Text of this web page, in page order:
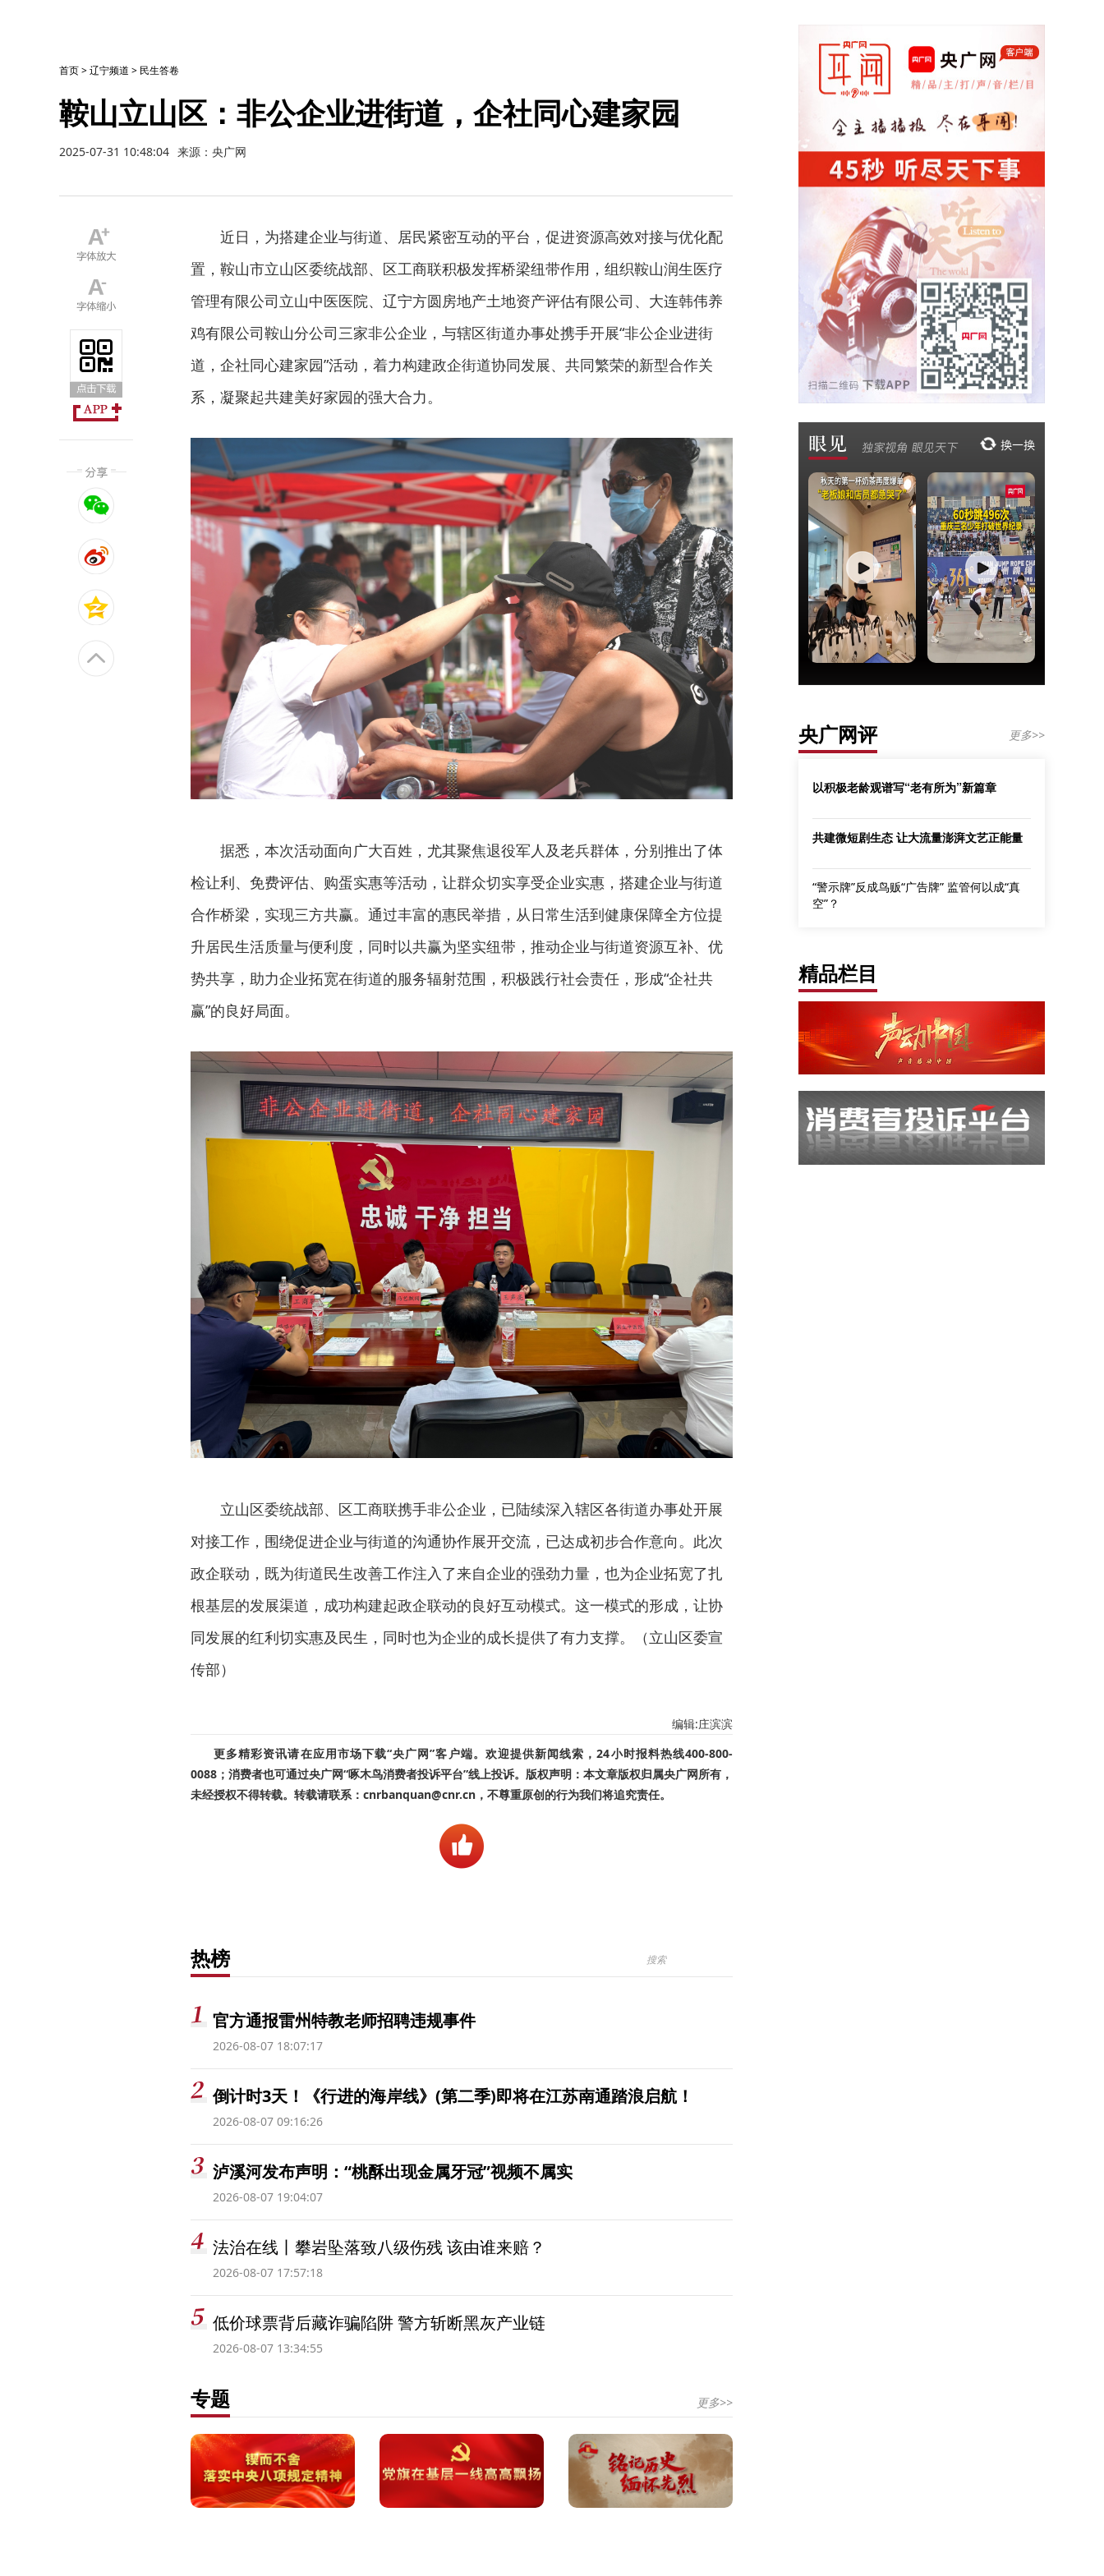
首页>辽宁频道 > 民生答卷
鞍山立山区：非公企业进街道，企社同心建家园
2025-07-31 10:48:04 来源：央广网
近日，为搭建企业与街道、居民紧密互动的平台，促进资源高效对接与优化配
置，鞍山市立山区委统战部、区工商联积极发挥桥梁纽带作用，组织鞍山润生医疗
管理有限公司立山中医医院、辽宁方圆房地产土地资产评估有限公司、大连韩伟养
鸡有限公司鞍山分公司三家非公企业，与辖区街道办事处携手开展“非公企业进街
道，企社同心建家园”活动，着力构建政企街道协同发展、共同繁荣的新型合作关
系，凝聚起共建美好家园的强大合力。
据悉，本次活动面向广大百姓，尤其聚焦退役军人及老兵群体，分别推出了体
检让利、免费评估、购蛋实惠等活动，让群众切实享受企业实惠，搭建企业与街道
合作桥梁，实现三方共赢。通过丰富的惠民举措，从日常生活到健康保障全方位提
升居民生活质量与便利度，同时以共赢为坚实纽带，推动企业与街道资源互补、优
势共享，助力企业拓宽在街道的服务辐射范围，积极践行社会责任，形成“企社共
赢”的良好局面。
立山区委统战部、区工商联携手非公企业，已陆续深入辖区各街道办事处开展
对接工作，围绕促进企业与街道的沟通协作展开交流，已达成初步合作意向。此次
政企联动，既为街道民生改善工作注入了来自企业的强劲力量，也为企业拓宽了扎
根基层的发展渠道，成功构建起政企联动的良好互动模式。这一模式的形成，让协
同发展的红利切实惠及民生，同时也为企业的成长提供了有力支撑。（立山区委宣
传部）
编辑:庄滨滨
更多精彩资讯请在应用市场下载“央广网”客户端。欢迎提供新闻线索，24小时报料热线400-800-
0088；消费者也可通过央广网“啄木鸟消费者投诉平台”线上投诉。版权声明：本文章版权归属央广网所有，
未经授权不得转载。转载请联系：cnrbanquan@cnr.cn，不尊重原创的行为我们将追究责任。
热榜
官方通报雷州特教老师招聘违规事件
2026-08-07 18:07:17
倒计时3天！《行进的海岸线》(第二季)即将在江苏南通踏浪启航！
2026-08-07 09:16:26
泸溪河发布声明：“桃酥出现金属牙冠”视频不属实
2026-08-07 19:04:07
法治在线丨攀岩坠落致八级伤残 该由谁来赔？
2026-08-07 17:57:18
低价球票背后藏诈骗陷阱 警方斩断黑灰产业链
2026-08-07 13:34:55
专题 更多>>
央广网评 更多>>
以积极老龄观谱写“老有所为”新篇章
共建微短剧生态 让大流量澎湃文艺正能量
“警示牌”反成鸟贩“广告牌” 监管何以成“真
空”？
精品栏目